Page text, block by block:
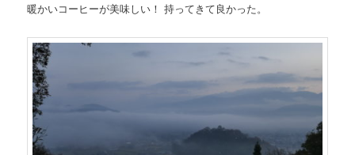
暖かいコーヒーが美味しい！ 持ってきて良かった。